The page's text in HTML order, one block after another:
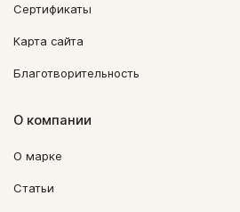
Сертификаты
Карта сайта
Благотворительность
О компании
О марке
Статьи